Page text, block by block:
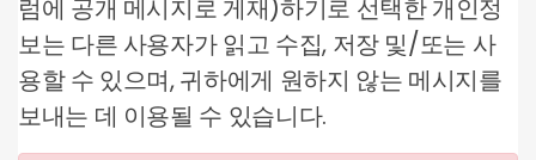
럼에 공개 메시지로 게재)하기로 선택한 개인정
보는 다른 사용자가 읽고 수집, 저장 및/또는 사
용할 수 있으며, 귀하에게 원하지 않는 메시지를
보내는 데 이용될 수 있습니다.